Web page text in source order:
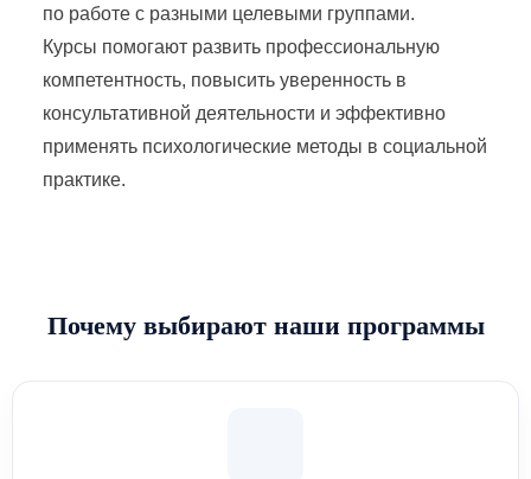
по работе с разными целевыми группами.
Курсы помогают развить профессиональную
компетентность, повысить уверенность в
консультативной деятельности и эффективно
применять психологические методы в социальной
практике.
Почему выбирают наши программы